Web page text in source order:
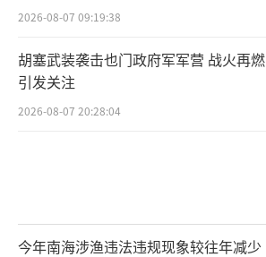
2026-08-07 09:19:38
胡塞武装袭击也门政府军军营 战火再燃
引发关注
2026-08-07 20:28:04
今年南海涉渔违法违规现象较往年减少